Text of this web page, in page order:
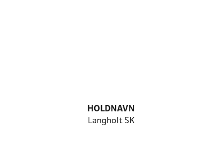
HOLDNAVN
Langholt SK